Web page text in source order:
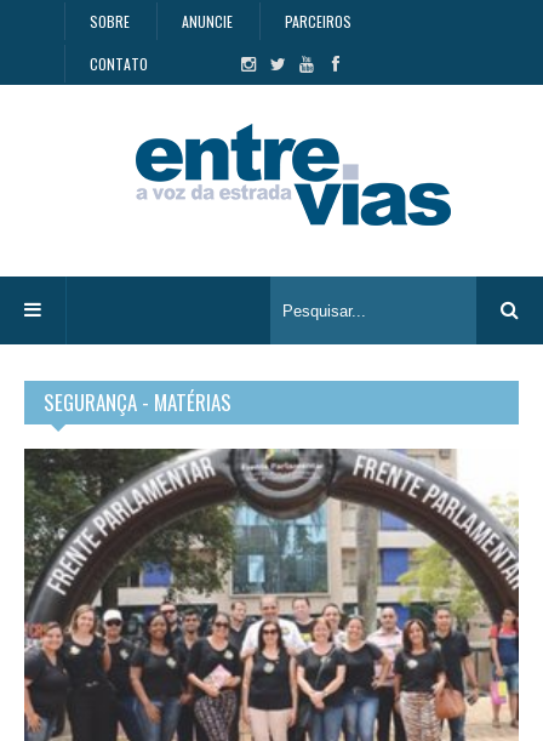
SOBRE ANUNCIE PARCEIROS
CONTATO
SEGURANÇA - MATÉRIAS